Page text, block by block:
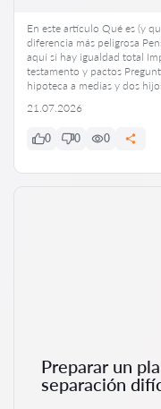
En este artículo Qué es (y
diferencia más peligrosa
aquí sí hay igualdad total
testamento y pactos
hipoteca a medias y dos
21.07.2026
0 0 0
Preparar un
separación